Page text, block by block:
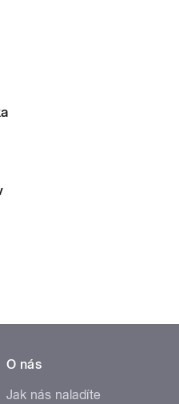
O nás
Jak nás naladíte